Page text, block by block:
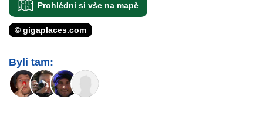
Prohlédni si vše na mapě
© gigaplaces.com
Byli tam: